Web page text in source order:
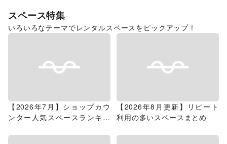
スペース特集
いろいろなテーマでレンタルスペースをピックアップ！
【2026年7月】ショップカウ
ンター人気スペースランキン
【2026年8月更新】リピート
利用の多いスペースまとめ